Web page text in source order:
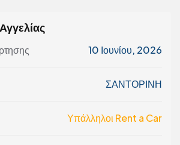
10 Ιουνίου, 2026
ΣΑΝΤΟΡΙΝΗ
Υπάλληλοι Rent a Car